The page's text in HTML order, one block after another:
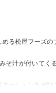
る松屋フーズの
そ汁が付いてく
ーションをぜひ